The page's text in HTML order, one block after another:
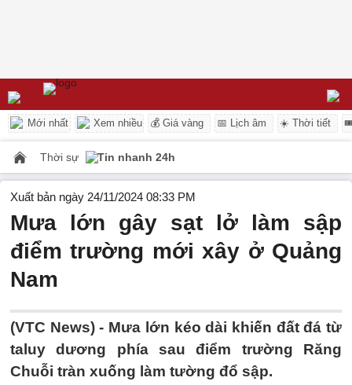
Mới nhất Xem nhiều 💰 Giá vàng 📅 Lịch âm ☀️ Thời tiết
Thời sự Tin nhanh 24h
Xuất bản ngày 24/11/2024 08:33 PM
Mưa lớn gây sạt lở làm sập
điểm trường mới xây ở Quảng
Nam
(VTC News) - Mưa lớn kéo dài khiến đất đá từ
taluy dương phía sau điểm trường Răng
Chuỗi tràn xuống làm tường đổ sập.